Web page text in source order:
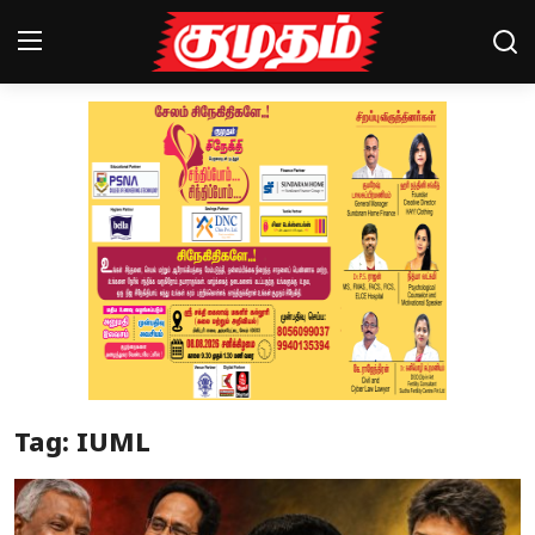
Magazines
Special Story
Tag: IUML